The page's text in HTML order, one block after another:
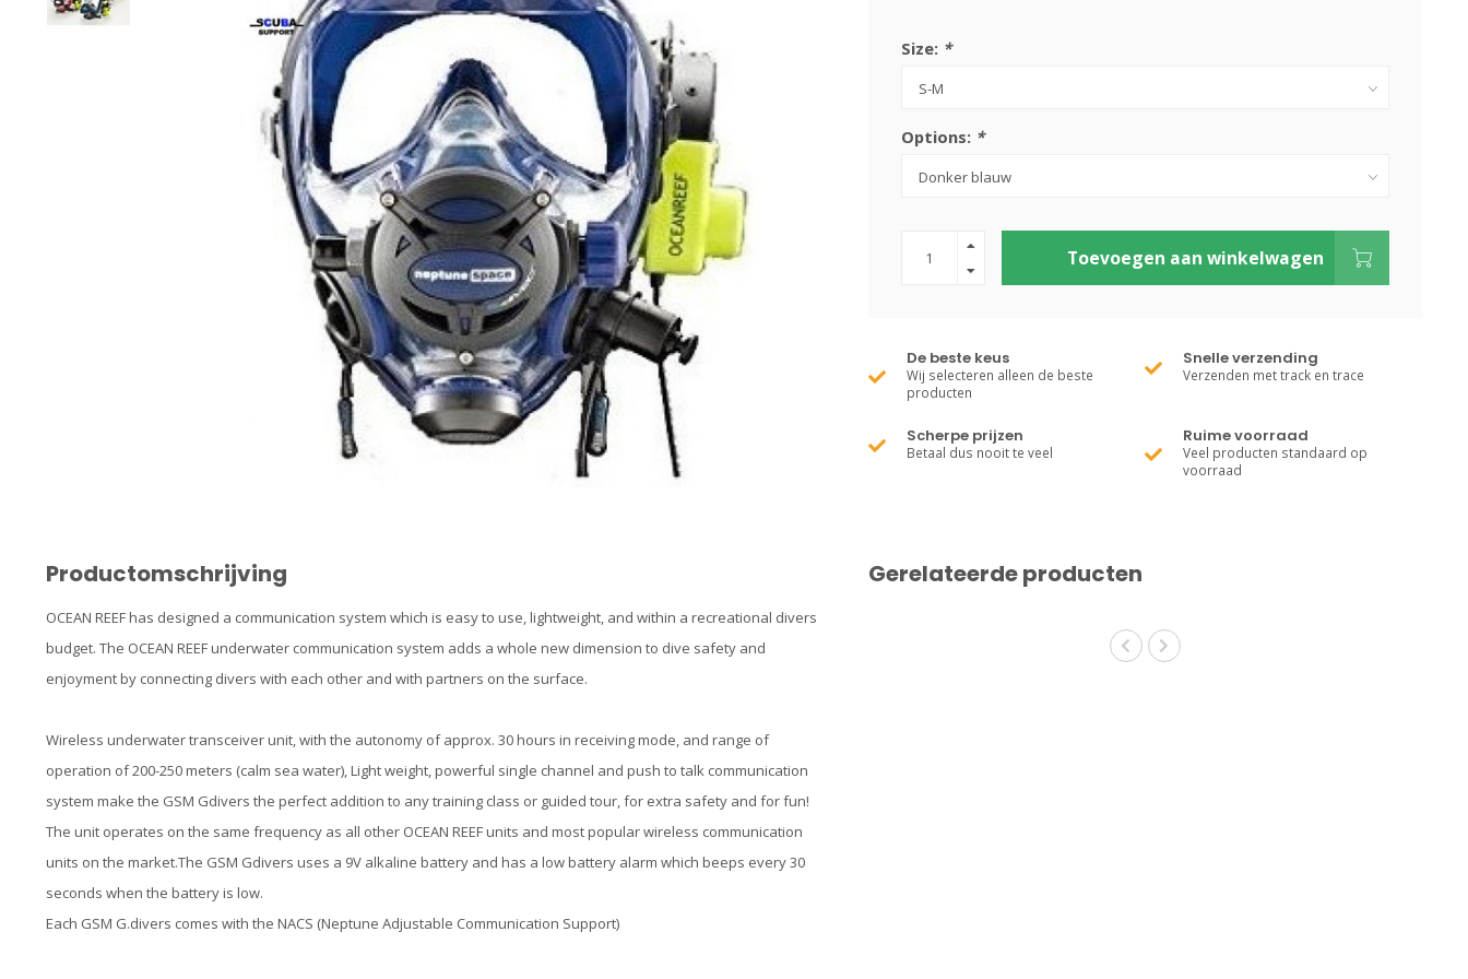
Size: *
Options: *
Toevoegen aan winkelwagen
De beste keus
Wij selecteren alleen de beste
producten
Snelle verzending
Verzenden met track en trace
Scherpe prijzen
Betaal dus nooit te veel
Ruime voorraad
Veel producten standaard op
voorraad
Productomschrijving
OCEAN REEF has designed a communication system which is easy to use, lightweight, and within a recreational divers
budget. The OCEAN REEF underwater communication system adds a whole new dimension to dive safety and
enjoyment by connecting divers with each other and with partners on the surface.
Wireless underwater transceiver unit, with the autonomy of approx. 30 hours in receiving mode, and range of
operation of 200-250 meters (calm sea water), Light weight, powerful single channel and push to talk communication
system make the GSM Gdivers the perfect addition to any training class or guided tour, for extra safety and for fun!
The unit operates on the same frequency as all other OCEAN REEF units and most popular wireless communication
units on the market.The GSM Gdivers uses a 9V alkaline battery and has a low battery alarm which beeps every 30
seconds when the battery is low.
Each GSM G.divers comes with the NACS (Neptune Adjustable Communication Support)
Gerelateerde producten